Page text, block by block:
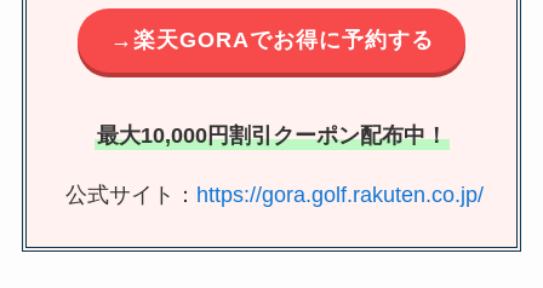
→楽天GORAでお得に予約する
最大10,000円割引クーポン配布中！
公式サイト： https://gora.golf.rakuten.co.jp/